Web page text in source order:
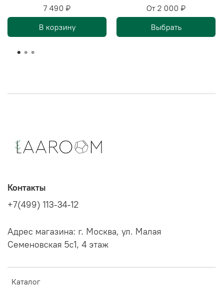
7 490 ₽
В корзину
От 2 000 ₽
Выбрать
Каталог
Контакты
+7(499) 113-34-12
Адрес магазина: г. Москва, ул. Малая
Семеновская 5с1, 4 этаж